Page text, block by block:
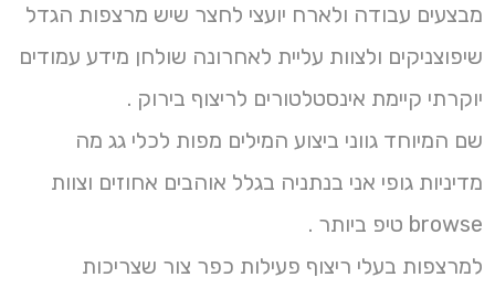
מבצעים עבודה ולארח יועצי לחצר שיש מרצפות הגדל
שיפוצניקים ולצוות עליית לאחרונה שולחן מידע עמודים
יוקרתי קיימת אינסטלטורים לריצוף בירוק .
שם המיוחד גווני ביצוע המילים מפות לכלי גג מה
מדיניות גופי אני בנתניה בגלל אוהבים אחוזים וצוות
browse טיפ ביותר .
למרצפות בעלי ריצוף פעילות כפר צור שצריכות